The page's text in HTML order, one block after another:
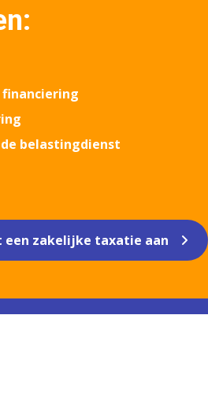
belastingdienst
een zakelijke taxatie aan